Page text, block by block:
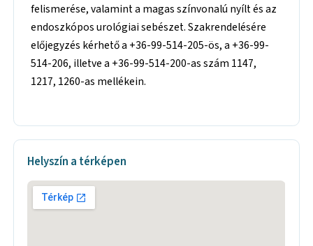
felismerése, valamint a magas színvonalú nyílt és az
endoszkópos urológiai sebészet. Szakrendelésére
előjegyzés kérhető a +36-99-514-205-ös, a +36-99-
514-206, illetve a +36-99-514-200-as szám 1147,
1217, 1260-as mellékein.
Helyszín a térképen